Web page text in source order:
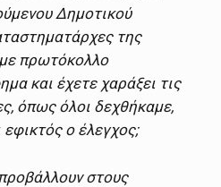
Δημοτικού
της
με πρωτόκολλο
και έχετε χαράξει τις
όπως όλοι δεχθήκαμε,
εφικτός ο έλεγχος;
στους